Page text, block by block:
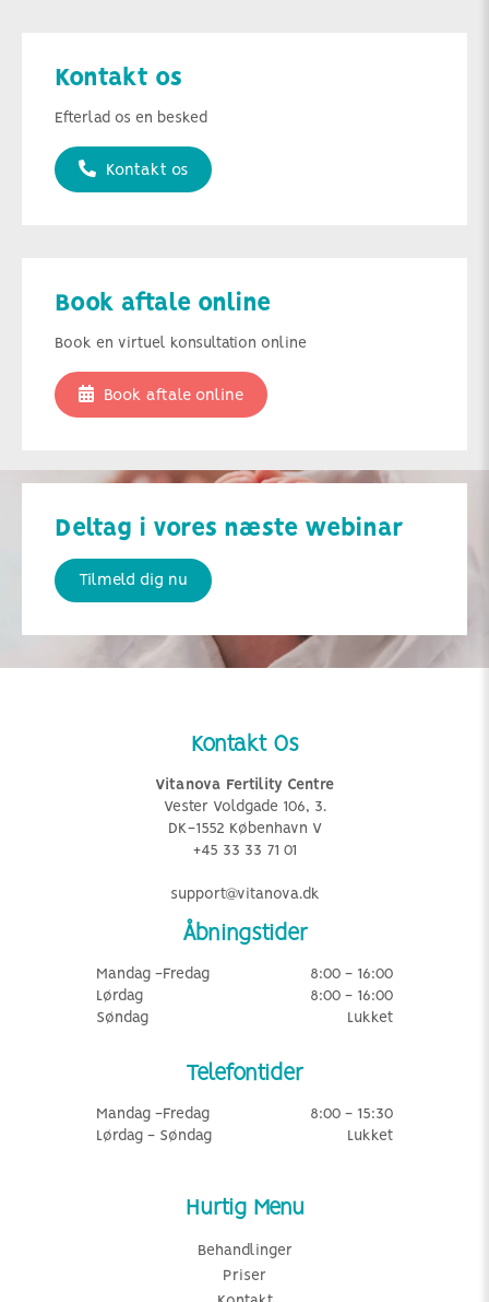
Kontakt os
Efterlad os en besked
Kontakt os
Book aftale online
Book en virtuel konsultation online
Book aftale online
Deltag i vores næste webinar
Tilmeld dig nu
Kontakt Os
Vitanova Fertility Centre
Vester Voldgade 106, 3.
DK-1552 København V
+45 33 33 71 01
support@vitanova.dk
Åbningstider
Mandag -Fredag
8:00 - 16:00
Lørdag
8:00 - 16:00
Søndag
Lukket
Telefontider
Mandag -Fredag
8:00 - 15:30
Lørdag - Søndag
Lukket
Hurtig Menu
Behandlinger
Priser